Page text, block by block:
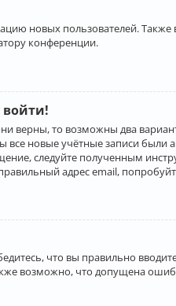
новых пользователей.
конференции.
войти!
верны, то возможны два
новые учётные записи
следуйте полученным
адрес email,
что вы правильно
возможно, что допущена